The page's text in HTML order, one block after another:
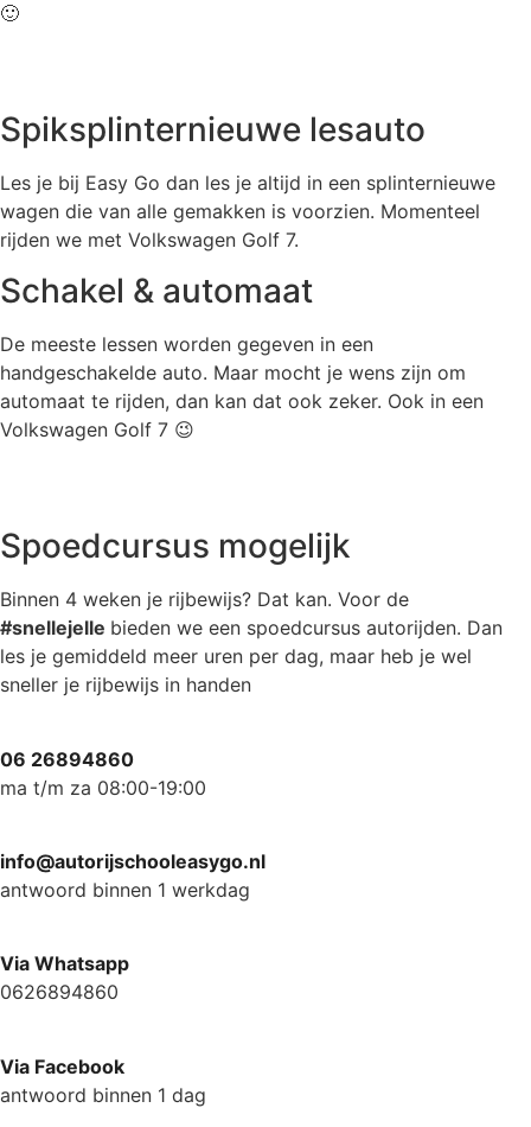
🙂
Spiksplinternieuwe lesauto
Les je bij Easy Go dan les je altijd in een splinternieuwe
wagen die van alle gemakken is voorzien. Momenteel
rijden we met Volkswagen Golf 7.
Schakel & automaat
De meeste lessen worden gegeven in een
handgeschakelde auto. Maar mocht je wens zijn om
automaat te rijden, dan kan dat ook zeker. Ook in een
Volkswagen Golf 7 😉
Spoedcursus mogelijk
Binnen 4 weken je rijbewijs? Dat kan. Voor de
#snellejelle bieden we een spoedcursus autorijden. Dan
les je gemiddeld meer uren per dag, maar heb je wel
sneller je rijbewijs in handen
06 26894860
ma t/m za 08:00-19:00
info@autorijschooleasygo.nl
antwoord binnen 1 werkdag
Via Whatsapp
0626894860
Via Facebook
antwoord binnen 1 dag